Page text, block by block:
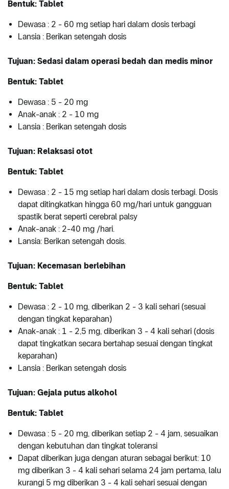
Bentuk: Tablet
Dewasa : 2 - 60 mg setiap hari dalam dosis terbagi
Lansia : Berikan setengah dosis
Tujuan: Sedasi dalam operasi bedah dan medis minor
Bentuk: Tablet
Dewasa : 5 - 20 mg
Anak-anak : 2 - 10 mg
Lansia : Berikan setengah dosis
Tujuan: Relaksasi otot
Bentuk: Tablet
Dewasa : 2 - 15 mg setiap hari dalam dosis terbagi. Dosis
dapat ditingkatkan hingga 60 mg/hari untuk gangguan
spastik berat seperti cerebral palsy
Anak-anak : 2-40 mg /hari.
Lansia: Berikan setengah dosis.
Tujuan: Kecemasan berlebihan
Bentuk: Tablet
Dewasa : 2 - 10 mg, diberikan 2 - 3 kali sehari (sesuai
dengan tingkat keparahan)
Anak-anak : 1 - 2,5 mg, diberikan 3 - 4 kali sehari (dosis
dapat tingkatkan secara bertahap sesuai dengan tingkat
keparahan)
Lansia : Berikan setengah dosis
Tujuan: Gejala putus alkohol
Bentuk: Tablet
Dewasa : 5 - 20 mg, diberikan setiap 2 - 4 jam, sesuaikan
dengan kebutuhan dan tingkat toleransi
Dapat diberikan juga dengan aturan sebagai berikut: 10
mg diberikan 3 - 4 kali sehari selama 24 jam pertama, lalu
kurangi 5 mg diberikan 3 - 4 kali sehari sesuai dengan